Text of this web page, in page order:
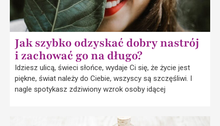
Jak szybko odzyskać dobry nastrój
i zachować go na długo?
Idziesz ulicą, świeci słońce, wydaje Ci się, że życie jest
piękne, świat należy do Ciebie, wszyscy są szczęśliwi. I
nagle spotykasz zdziwiony wzrok osoby idącej